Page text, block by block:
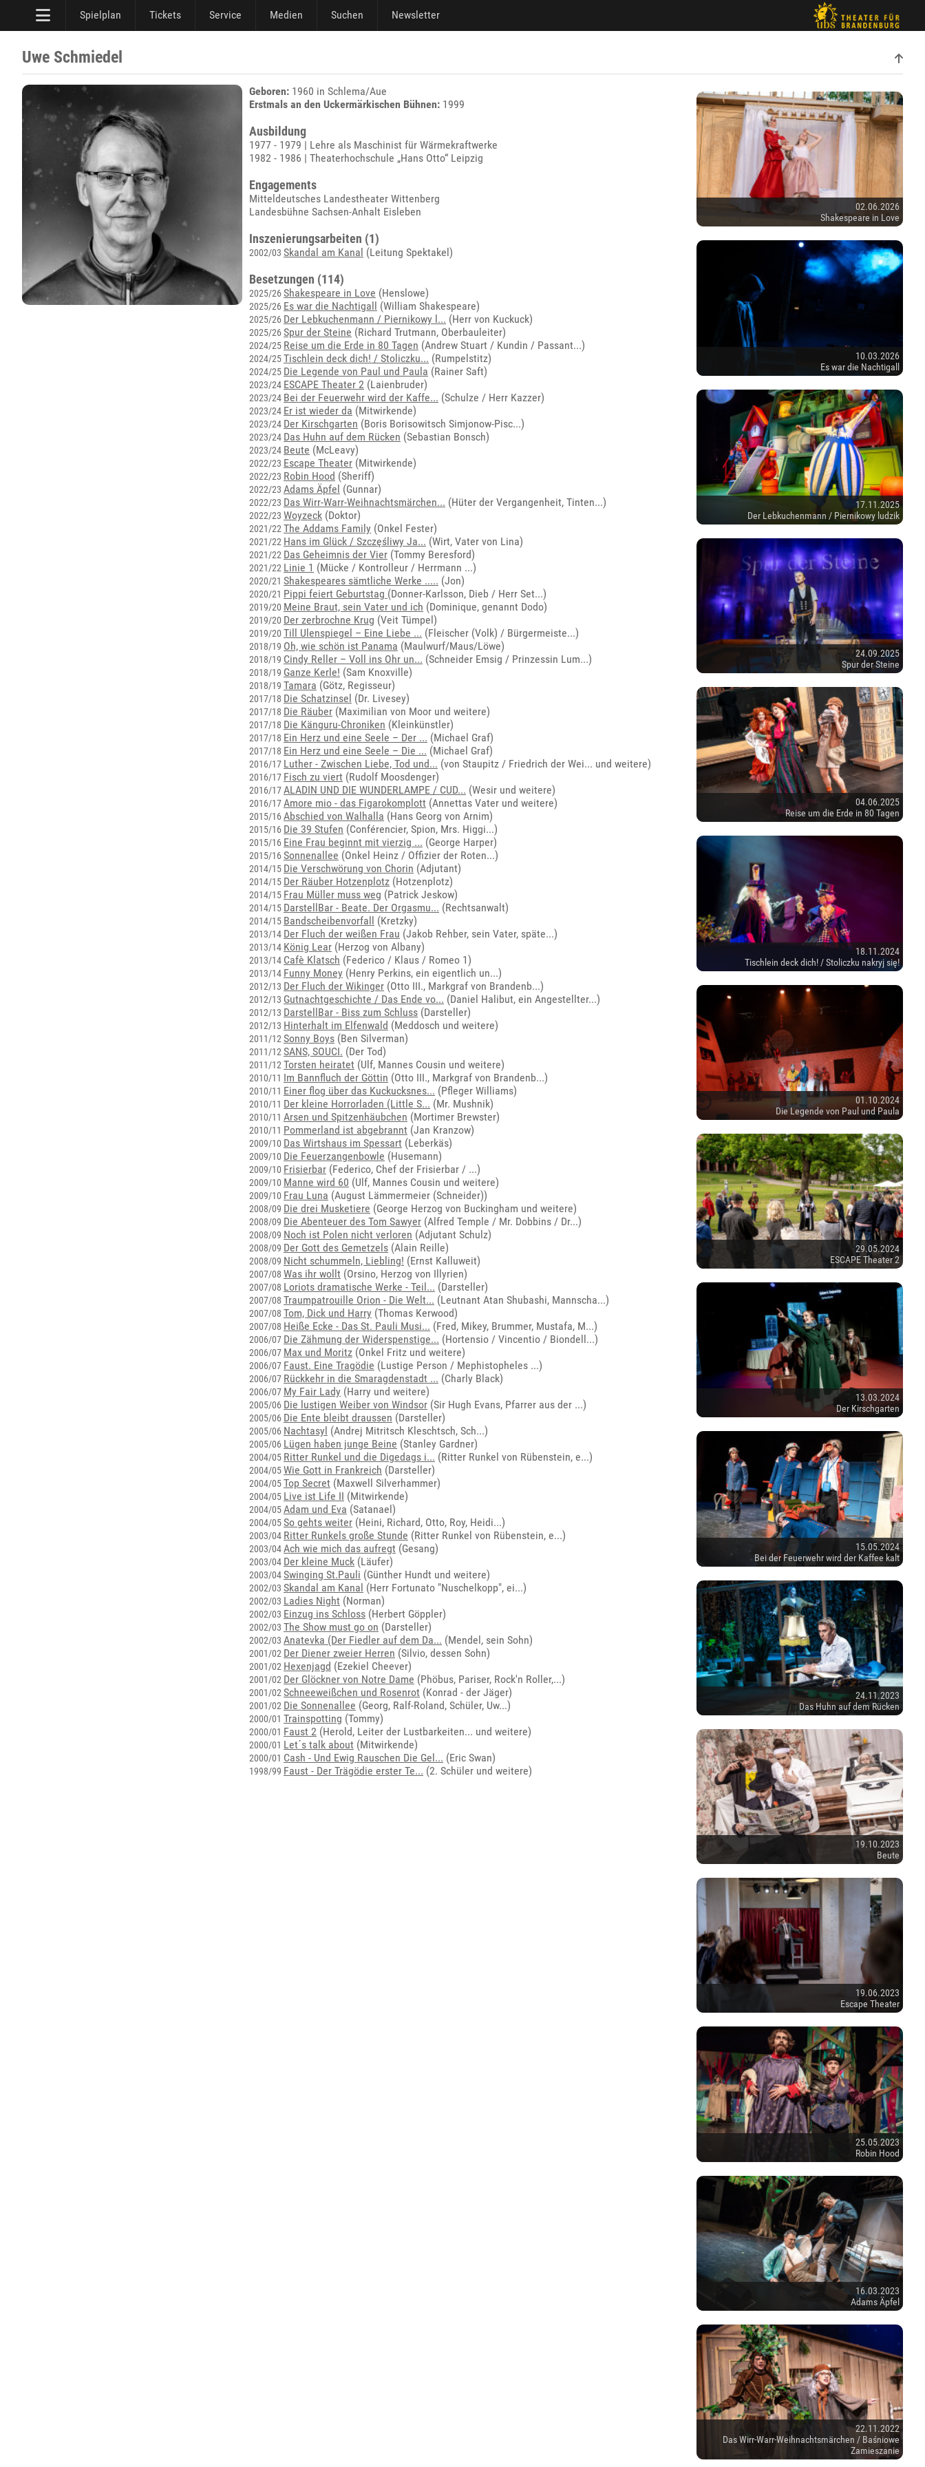
Spielplan Tickets Service Medien Suchen Newsletter
Uwe Schmiedel
Geboren: 1960 in Schlema/Aue
Erstmals an den Uckermärkischen Bühnen: 1999
Ausbildung
1977 - 1979 | Lehre als Maschinist für Wärmekraftwerke
1982 - 1986 | Theaterhochschule „Hans Otto“ Leipzig
Engagements
Mitteldeutsches Landestheater Wittenberg
Landesbühne Sachsen-Anhalt Eisleben
Inszenierungsarbeiten (1)
2002/03 Skandal am Kanal (Leitung Spektakel)
Besetzungen (114)
2025/26Shakespeare in Love (Henslowe)
2025/26 Es war die Nachtigall (William Shakespeare)
2025/26 Der Lebkuchenmann / Piernikowy l... (Herr von Kuckuck)
2025/26Spur der Steine (Richard Trutmann, Oberbauleiter)
2024/25 Reise um die Erde in 80 Tagen (Andrew Stuart / Kundin / Passant...)
2024/25Tischlein deck dich! / Stoliczku... (Rumpelstitz)
2024/25 Die Legende von Paul und Paula (Rainer Saft)
2023/24 ESCAPE Theater 2 (Laienbruder)
2023/24 Bei der Feuerwehr wird der Kaffe... (Schulze / Herr Kazzer)
2023/24 Er ist wieder da (Mitwirkende)
2023/24 Der Kirschgarten (Boris Borisowitsch Simjonow-Pisc...)
2023/24 Das Huhn auf dem Rücken (Sebastian Bonsch)
2023/24 Beute (McLeavy)
2022/23 Escape Theater (Mitwirkende)
2022/23 Robin Hood (Sheriff)
2022/23 Adams Äpfel (Gunnar)
2022/23 Das Wirr-Warr-Weihnachtsmärchen... (Hüter der Vergangenheit, Tinten...)
2022/23 Woyzeck (Doktor)
2021/22 The Addams Family (Onkel Fester)
2021/22 Hans im Glück / Szczęśliwy Ja... (Wirt, Vater von Lina)
2021/22 Das Geheimnis der Vier (Tommy Beresford)
2021/22 Linie 1 (Mücke / Kontrolleur / Herrmann ...)
2020/21 Shakespeares sämtliche Werke ..... (Jon)
2020/21 Pippi feiert Geburtstag (Donner-Karlsson, Dieb / Herr Set...)
2019/20 Meine Braut, sein Vater und ich (Dominique, genannt Dodo)
2019/20 Der zerbrochne Krug (Veit Tümpel)
2019/20 Till Ulenspiegel – Eine Liebe ... (Fleischer (Volk) / Bürgermeiste...)
2018/19 Oh, wie schön ist Panama (Maulwurf/Maus/Löwe)
2018/19 Cindy Reller – Voll ins Ohr un... (Schneider Emsig / Prinzessin Lum...)
2018/19 Ganze Kerle! (Sam Knoxville)
2018/19 Tamara (Götz, Regisseur)
2017/18 Die Schatzinsel (Dr. Livesey)
2017/18 Die Räuber (Maximilian von Moor und weitere)
2017/18 Die Känguru-Chroniken (Kleinkünstler)
2017/18 Ein Herz und eine Seele – Der ... (Michael Graf)
2017/18 Ein Herz und eine Seele – Die ... (Michael Graf)
2016/17 Luther - Zwischen Liebe, Tod und... (von Staupitz / Friedrich der Wei... und weitere)
2016/17 Fisch zu viert (Rudolf Moosdenger)
2016/17ALADIN UND DIE WUNDERLAMPE / CUD... (Wesir und weitere)
2016/17Amore mio - das Figarokomplott (Annettas Vater und weitere)
2015/16Abschied von Walhalla (Hans Georg von Arnim)
2015/16 Die 39 Stufen (Conférencier, Spion, Mrs. Higgi...)
2015/16 Eine Frau beginnt mit vierzig ... (George Harper)
2015/16Sonnenallee (Onkel Heinz / Offizier der Roten...)
2014/15 Die Verschwörung von Chorin (Adjutant)
2014/15 Der Räuber Hotzenplotz (Hotzenplotz)
2014/15 Frau Müller muss weg (Patrick Jeskow)
2014/15 DarstellBar - Beate. Der Orgasmu... (Rechtsanwalt)
2014/15 Bandscheibenvorfall (Kretzky)
2013/14 Der Fluch der weißen Frau (Jakob Rehber, sein Vater, späte...)
2013/14 König Lear (Herzog von Albany)
2013/14 Cafè Klatsch (Federico / Klaus / Romeo 1)
2013/14 Funny Money (Henry Perkins, ein eigentlich un...)
2012/13 Der Fluch der Wikinger (Otto III., Markgraf von Brandenb...)
2012/13 Gutnachtgeschichte / Das Ende vo... (Daniel Halibut, ein Angestellter...)
2012/13 DarstellBar - Biss zum Schluss (Darsteller)
2012/13 Hinterhalt im Elfenwald (Meddosch und weitere)
2011/12 Sonny Boys (Ben Silverman)
2011/12 SANS, SOUCI. (Der Tod)
2011/12 Torsten heiratet (Ulf, Mannes Cousin und weitere)
2010/11 Im Bannfluch der Göttin (Otto III., Markgraf von Brandenb...)
2010/11 Einer flog über das Kuckucksnes... (Pfleger Williams)
2010/11 Der kleine Horrorladen (Little S... (Mr. Mushnik)
2010/11 Arsen und Spitzenhäubchen (Mortimer Brewster)
2010/11 Pommerland ist abgebrannt (Jan Kranzow)
2009/10 Das Wirtshaus im Spessart (Leberkäs)
2009/10 Die Feuerzangenbowle (Husemann)
2009/10 Frisierbar (Federico, Chef der Frisierbar / ...)
2009/10 Manne wird 60 (Ulf, Mannes Cousin und weitere)
2009/10 Frau Luna (August Lämmermeier (Schneider))
2008/09 Die drei Musketiere (George Herzog von Buckingham und weitere)
2008/09 Die Abenteuer des Tom Sawyer (Alfred Temple / Mr. Dobbins / Dr...)
2008/09 Noch ist Polen nicht verloren (Adjutant Schulz)
2008/09 Der Gott des Gemetzels (Alain Reille)
2008/09 Nicht schummeln, Liebling! (Ernst Kalluweit)
2007/08 Was ihr wollt (Orsino, Herzog von Illyrien)
2007/08 Loriots dramatische Werke - Teil... (Darsteller)
2007/08 Traumpatrouille Orion - Die Welt... (Leutnant Atan Shubashi, Mannscha...)
2007/08 Tom, Dick und Harry (Thomas Kerwood)
2007/08 Heiße Ecke - Das St. Pauli Musi... (Fred, Mikey, Brummer, Mustafa, M...)
2006/07 Die Zähmung der Widerspenstige... (Hortensio / Vincentio / Biondell...)
2006/07 Max und Moritz (Onkel Fritz und weitere)
2006/07 Faust. Eine Tragödie (Lustige Person / Mephistopheles ...)
2006/07 Rückkehr in die Smaragdenstadt ... (Charly Black)
2006/07 My Fair Lady (Harry und weitere)
2005/06 Die lustigen Weiber von Windsor (Sir Hugh Evans, Pfarrer aus der ...)
2005/06 Die Ente bleibt draussen (Darsteller)
2005/06 Nachtasyl (Andrej Mitritsch Kleschtsch, Sch...)
2005/06 Lügen haben junge Beine (Stanley Gardner)
2004/05 Ritter Runkel und die Digedags i... (Ritter Runkel von Rübenstein, e...)
2004/05Wie Gott in Frankreich (Darsteller)
2004/05Top Secret (Maxwell Silverhammer)
2004/05 Live ist Life II (Mitwirkende)
2004/05Adam und Eva (Satanael)
2004/05So gehts weiter (Heini, Richard, Otto, Roy, Heidi...)
2003/04 Ritter Runkels große Stunde (Ritter Runkel von Rübenstein, e...)
2003/04Ach wie mich das aufregt (Gesang)
2003/04 Der kleine Muck (Läufer)
2003/04Swinging St.Pauli (Günther Hundt und weitere)
2002/03 Skandal am Kanal (Herr Fortunato "Nuschelkopp", ei...)
2002/03 Ladies Night (Norman)
2002/03 Einzug ins Schloss (Herbert Göppler)
2002/03 The Show must go on (Darsteller)
2002/03 Anatevka (Der Fiedler auf dem Da... (Mendel, sein Sohn)
2001/02 Der Diener zweier Herren (Silvio, dessen Sohn)
2001/02 Hexenjagd (Ezekiel Cheever)
2001/02 Der Glöckner von Notre Dame (Phöbus, Pariser, Rock'n Roller,...)
2001/02 Schneeweißchen und Rosenrot (Konrad - der Jäger)
2001/02 Die Sonnenallee (Georg, Ralf-Roland, Schüler, Uw...)
2000/01 Trainspotting (Tommy)
2000/01 Faust 2 (Herold, Leiter der Lustbarkeiten... und weitere)
2000/01 Let´s talk about (Mitwirkende)
2000/01 Cash - Und Ewig Rauschen Die Gel... (Eric Swan)
1998/99 Faust - Der Trägödie erster Te... (2. Schüler und weitere)
02.06.2026
Shakespeare in Love
10.03.2026
Es war die Nachtigall
17.11.2025
Der Lebkuchenmann / Piernikowy ludzik
24.09.2025
Spur der Steine
04.06.2025
Reise um die Erde in 80 Tagen
18.11.2024
Tischlein deck dich! / Stoliczku nakryj się!
01.10.2024
Die Legende von Paul und Paula
29.05.2024
ESCAPE Theater 2
13.03.2024
Der Kirschgarten
15.05.2024
Bei der Feuerwehr wird der Kaffee kalt
24.11.2023
Das Huhn auf dem Rücken
19.10.2023
Beute
19.06.2023
Escape Theater
25.05.2023
Robin Hood
16.03.2023
Adams Äpfel
22.11.2022
Das Wirr-Warr-Weihnachtsmärchen / Baśniowe
Zamieszanie